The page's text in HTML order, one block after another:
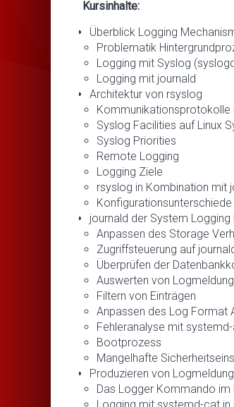
Kursinhalte:
Überblick Logging
Problematik
Logging mit Syslog
Logging mit journald
Architektur von rsyslog
Kommunikationsprotokolle
Syslog Facilities auf Linux
Syslog Priorities
Remote Logging
Logging Ziele
rsyslog in Kombination mit
Konfigurationsunterschiede
journald der System Logging
Anpassen des Storage
Zugriffsteuerung auf
Überprüfen der
Auswerten von
Filtern von Einträgen
Anpassen des Log Format
Fehleranalyse mit
Bootprozess
Mangelhafte
Produzieren von
Das Logger Kommando im
Logging mit systemd-cat